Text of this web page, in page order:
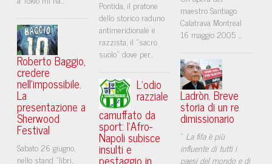
Roberto Baggio,
credere
nell'impossibile.
La
presentazione a
Sherwood
Festival
Sabato 26 giugno,
nello stand “libri,
Pontida, il pratone
dello storico raduno
antimeridionale e
razzista, il "sacro
suolo" dove per...
L’odio
razziale
camuffato da
sport: l’Afro-
Napoli subisce
insulti e
pestaggio in
maestro Santiago
Calatrava Montreal
16 maggio 2005 ...
Ladròn. Breve
storia di un re
dimissionario
“ La fifa è più
influente di tutti i
paesi del mondo e di